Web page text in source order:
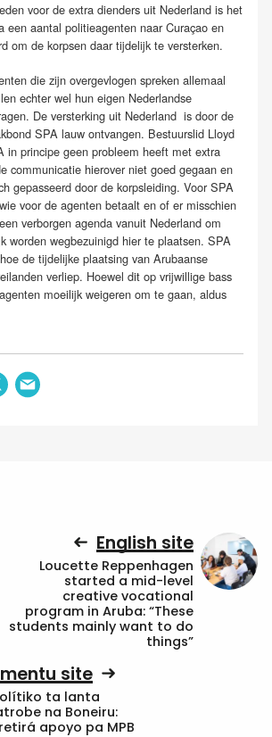
voor de extra dienders uit Nederland is het
een aantal politieagenten naar Curaçao en
om de korpsen daar tijdelijk te versterken.
die zijn overgevlogen spreken allemaal
echter wel hun eigen Nederlandse
De versterking uit Nederland is door de
SPA lauw ontvangen. Bestuurslid Lloyd
in principe geen probleem heeft met extra
communicatie hierover niet goed gegaan en
gepasseerd door de korpsleiding. Voor SPA
voor de agenten betaalt en of er misschien
verborgen agenda vanuit Nederland om
worden wegbezuinigd hier te plaatsen. SPA
de tijdelijke plaatsing van Arubaanse
verliep. Hoewel dit op vrijwillige bass
moeilijk weigeren om te gaan, aldus
English site
Loucette Reppenhagen
started a mid-level
creative vocational
program in Aruba: “These
students mainly want to do
things”
site
ta lanta
na Boneiru:
apoyo pa MPB